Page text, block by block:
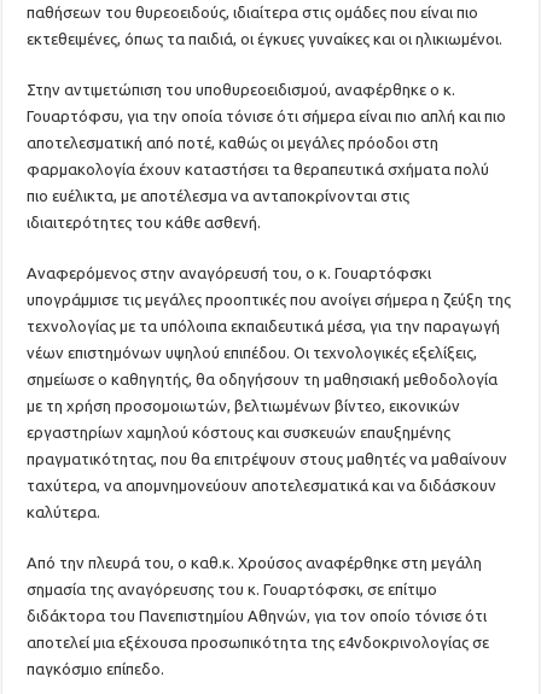
παθήσεων του θυρεοειδούς, ιδιαίτερα στις ομάδες που είναι πιο
εκτεθειμένες, όπως τα παιδιά, οι έγκυες γυναίκες και οι ηλικιωμένοι.
Στην αντιμετώπιση του υποθυρεοειδισμού, αναφέρθηκε ο κ.
Γουαρτόφσυ, για την οποία τόνισε ότι σήμερα είναι πιο απλή και πιο
αποτελεσματική από ποτέ, καθώς οι μεγάλες πρόοδοι στη
φαρμακολογία έχουν καταστήσει τα θεραπευτικά σχήματα πολύ
πιο ευέλικτα, με αποτέλεσμα να ανταποκρίνονται στις
ιδιαιτερότητες του κάθε ασθενή.
Αναφερόμενος στην αναγόρευσή του, ο κ. Γουαρτόφσκι
υπογράμμισε τις μεγάλες προοπτικές που ανοίγει σήμερα η ζεύξη της
τεχνολογίας με τα υπόλοιπα εκπαιδευτικά μέσα, για την παραγωγή
νέων επιστημόνων υψηλού επιπέδου. Οι τεχνολογικές εξελίξεις,
σημείωσε ο καθηγητής, θα οδηγήσουν τη μαθησιακή μεθοδολογία
με τη χρήση προσομοιωτών, βελτιωμένων βίντεο, εικονικών
εργαστηρίων χαμηλού κόστους και συσκευών επαυξημένης
πραγματικότητας, που θα επιτρέψουν στους μαθητές να μαθαίνουν
ταχύτερα, να απομνημονεύουν αποτελεσματικά και να διδάσκουν
καλύτερα.
Από την πλευρά του, ο καθ.κ. Χρούσος αναφέρθηκε στη μεγάλη
σημασία της αναγόρευσης του κ. Γουαρτόφσκι, σε επίτιμο
διδάκτορα του Πανεπιστημίου Αθηνών, για τον οποίο τόνισε ότι
αποτελεί μια εξέχουσα προσωπικότητα της ε4νδοκρινολογίας σε
παγκόσμιο επίπεδο.